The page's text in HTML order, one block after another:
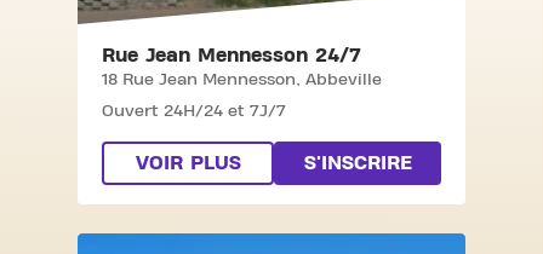
Rue Jean Mennesson 24/7
18 Rue Jean Mennesson, Abbeville
Ouvert 24H/24 et 7J/7
VOIR PLUS S'INSCRIRE